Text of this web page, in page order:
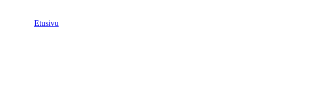
Etusivu